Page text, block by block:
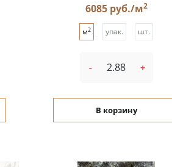
6085 руб./м2
м2 упак. шт.
- +
В корзину